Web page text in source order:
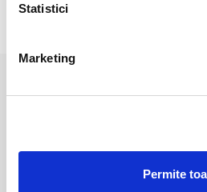
Statistici
Marketing
Permite
PRODUSE